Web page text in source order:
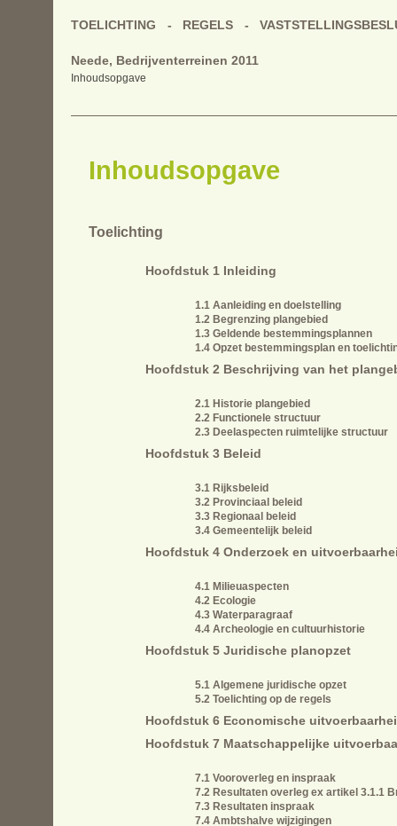
Neede, Bedrijventerreinen 2011
Inhoudsopgave
TOELICHTING REGELS
Inhoudsopgave
Toelichting
Hoofdstuk 1 Inleiding
1.1 Aanleiding en doelstelling
1.2 Begrenzing plangebied
1.3 Geldende bestemmingsplannen
1.4 Opzet bestemmingsplan en
Hoofdstuk 2 Beschrijving van het
2.1 Historie plangebied
2.2 Functionele structuur
2.3 Deelaspecten ruimtelijke structuur
Hoofdstuk 3 Beleid
3.1 Rijksbeleid
3.2 Provinciaal beleid
3.3 Regionaal beleid
3.4 Gemeentelijk beleid
Hoofdstuk 4 Onderzoek en
4.1 Milieuaspecten
4.2 Ecologie
4.3 Waterparagraaf
4.4 Archeologie en cultuurhistorie
Hoofdstuk 5 Juridische planopzet
5.1 Algemene juridische opzet
5.2 Toelichting op de regels
Hoofdstuk 6 Economische
Hoofdstuk 7 Maatschappelijke
7.1 Vooroverleg en inspraak
7.2 Resultaten overleg ex artikel 3.1.1
7.3 Resultaten inspraak
7.4 Ambtshalve wijzigingen